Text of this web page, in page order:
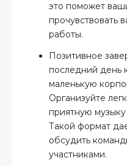
это поможет
прочувствовать
работы.
Позитивное
последний день
маленькую
Организуйте
приятную
Такой формат
обсудить
участниками.